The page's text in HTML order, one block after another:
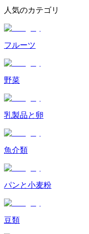
人気のカテゴリ
フルーツ
野菜
乳製品と卵
魚介類
パンと小麦粉
豆類